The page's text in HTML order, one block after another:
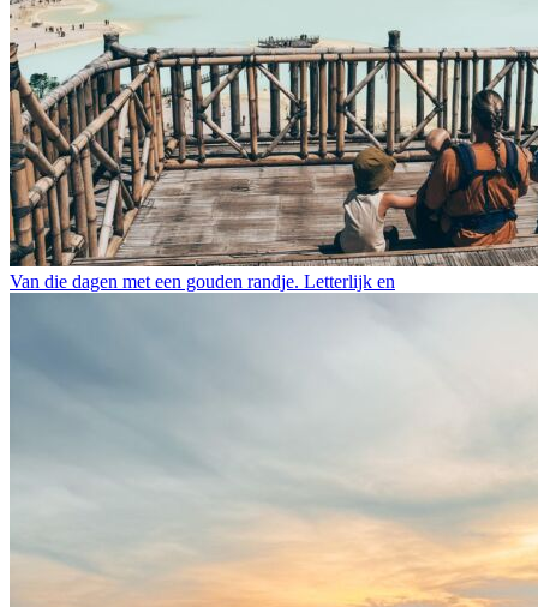
Van die dagen met een gouden randje. Letterlijk en